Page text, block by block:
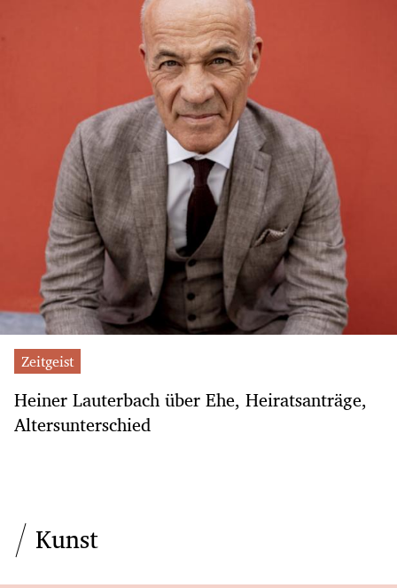
Zeitgeist
Heiner Lauterbach über Ehe, Heiratsanträge,
Altersunterschied
Kunst